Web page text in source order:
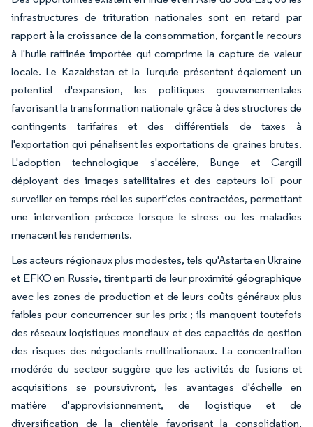
infrastructures de trituration nationales sont en retard par
rapport à la croissance de la consommation, forçant le recours
à l'huile raffinée importée qui comprime la capture de valeur
locale. Le Kazakhstan et la Turquie présentent également un
potentiel d'expansion, les politiques gouvernementales
favorisant la transformation nationale grâce à des structures de
contingents tarifaires et des différentiels de taxes à
l'exportation qui pénalisent les exportations de graines brutes.
L'adoption technologique s'accélère, Bunge et Cargill
déployant des images satellitaires et des capteurs IoT pour
surveiller en temps réel les superficies contractées, permettant
une intervention précoce lorsque le stress ou les maladies
menacent les rendements.
Les acteurs régionaux plus modestes, tels qu'Astarta en Ukraine
et EFKO en Russie, tirent parti de leur proximité géographique
avec les zones de production et de leurs coûts généraux plus
faibles pour concurrencer sur les prix ; ils manquent toutefois
des réseaux logistiques mondiaux et des capacités de gestion
des risques des négociants multinationaux. La concentration
modérée du secteur suggère que les activités de fusions et
acquisitions se poursuivront, les avantages d'échelle en
matière d'approvisionnement, de logistique et de
diversification de la clientèle favorisant la consolidation,